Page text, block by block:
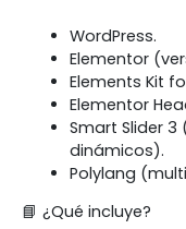
WordPress.
Elementor
Elements Kit
Elementor
Smart Slider
dinámicos).
Polylang
📘 ¿Qué incluye?